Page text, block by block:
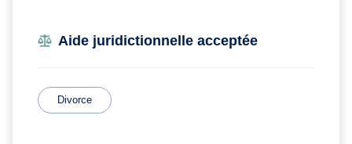
Aide juridictionnelle acceptée
Divorce